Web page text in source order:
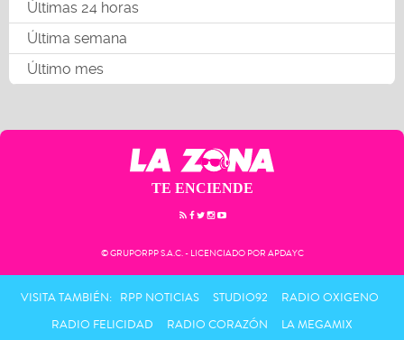
Últimas 24 horas
Última semana
Último mes
TE ENCIENDE
© GRUPORPP S.A.C. - LICENCIADO POR APDAYC
VISITA TAMBIÉN: RPP NOTICIAS STUDIO92
RADIO OXIGENO
RADIO FELICIDAD
RADIO CORAZÓN LA MEGAMIX